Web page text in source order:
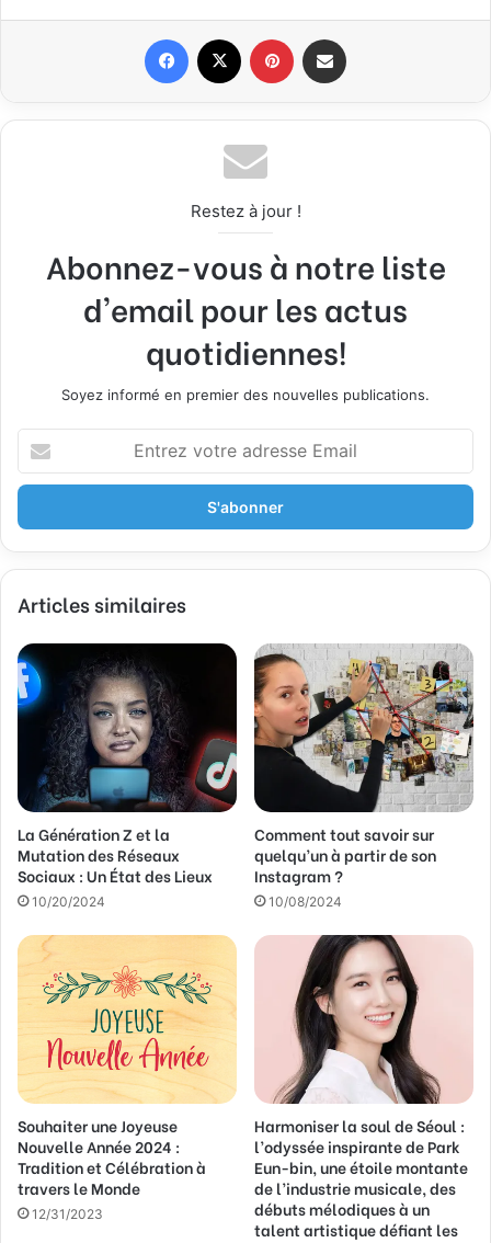
Restez à jour !
Abonnez-vous à notre liste
d'email pour les actus
quotidiennes!
Soyez informé en premier des nouvelles publications.
t
e
z
o
r
e
a
d
s
e
E
m
a
l
Articles similaires
La Génération Z et la
Mutation des Réseaux
Sociaux : Un État des Lieux
10/20/2024
Comment tout savoir sur
quelqu’un à partir de son
Instagram ?
10/08/2024
Souhaiter une Joyeuse
Nouvelle Année 2024 :
Tradition et Célébration à
travers le Monde
12/31/2023
Harmoniser la soul de Séoul :
l’odyssée inspirante de Park
Eun-bin, une étoile montante
de l’industrie musicale, des
débuts mélodiques à un
talent artistique défiant les